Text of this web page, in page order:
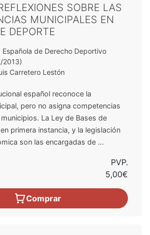
SOBRE LAS
MUNICIPALES EN
DEPORTE
Española de Derecho Deportivo
2013)
Carretero Lestón
español reconoce la
pero no asigna competencias
La Ley de Bases de
primera instancia, y la legislación
son las encargadas de ...
PVP.
5,00€
Comprar